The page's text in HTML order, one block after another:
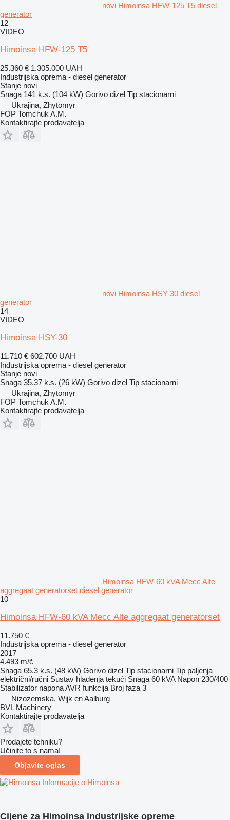
novi Himoinsa HFW-125 T5 diesel
generator
12
VIDEO
Himoinsa HFW-125 T5
25.360 € 1.305.000 UAH
Industrijska oprema - diesel generator
Stanje novi
Snaga 141 k.s. (104 kW) Gorivo dizel Tip stacionarni
Ukrajina, Zhytomyr
FOP Tomchuk A.M.
Kontaktirajte prodavatelja
novi Himoinsa HSY-30 diesel
generator
14
VIDEO
Himoinsa HSY-30
11.710 € 602.700 UAH
Industrijska oprema - diesel generator
Stanje novi
Snaga 35.37 k.s. (26 kW) Gorivo dizel Tip stacionarni
Ukrajina, Zhytomyr
FOP Tomchuk A.M.
Kontaktirajte prodavatelja
Himoinsa HFW-60 kVA Mecc Alte
aggregaat generatorset diesel generator
10
Himoinsa HFW-60 kVA Mecc Alte aggregaat generatorset
11.750 €
Industrijska oprema - diesel generator
2017
4.493 m/č
Snaga 65.3 k.s. (48 kW) Gorivo dizel Tip stacionarni Tip paljenja
električni/ručni Sustav hlađenja tekući Snaga 60 kVA Napon 230/400
Stabilizator naponaAVR funkcija Broj faza 3
Nizozemska, Wijk en Aalburg
BVL Machinery
Kontaktirajte prodavatelja
Prodajete tehniku?
Učinite to s nama!
Objavite oglas
Informacije o Himoinsa
Cijene za Himoinsa industrijske opreme